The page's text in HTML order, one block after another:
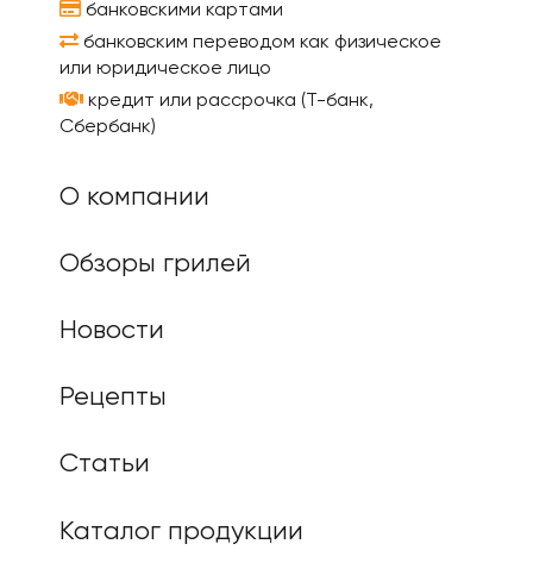
банковскими картами
банковским переводом как физическое
или юридическое лицо
кредит или рассрочка (Т-банк,
Сбербанк)
О компании
Обзоры грилей
Новости
Рецепты
Статьи
Каталог продукции